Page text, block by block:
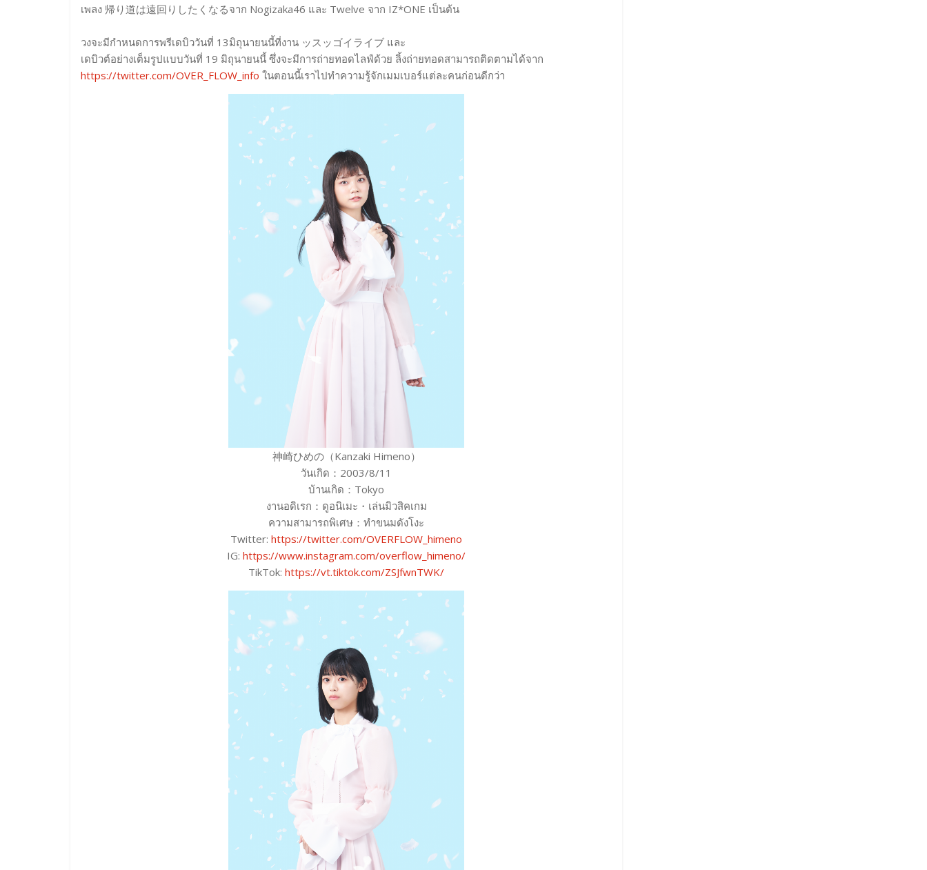
เพลง 帰り道は遠回りしたくなるจาก Nogizaka46 และ Twelve จาก IZ*ONE เป็นต้น
วงจะมีกำหนดการพรีเดบิววันที่ 13มิถุนายนนี้ที่งาน ッスッゴイライブ และ
เดบิวต์อย่างเต็มรูปแบบวันที่ 19 มิถุนายนนี้ ซึ่งจะมีการถ่ายทอดไลฟ์ด้วย ลิ้งถ่ายทอดสามารถติดตามได้จาก
https://twitter.com/OVER_FLOW_info ในตอนนี้เราไปทำความรู้จักเมมเบอร์แต่ละคนก่อนดีกว่า
神崎ひめの（Kanzaki Himeno）
วันเกิด：2003/8/11
บ้านเกิด：Tokyo
งานอดิเรก：ดูอนิเมะ・เล่นมิวสิคเกม
ความสามารถพิเศษ：ทำขนมดังโงะ
Twitter: https://twitter.com/OVERFLOW_himeno
IG: https://www.instagram.com/overflow_himeno/
TikTok: https://vt.tiktok.com/ZSJfwnTWK/